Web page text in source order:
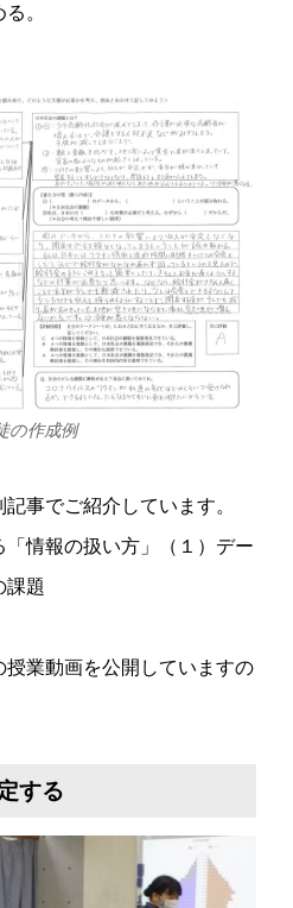
。
の作成例
事でご紹介しています。
情報の扱い方」（１）デー
課題
業動画を公開していますの
する